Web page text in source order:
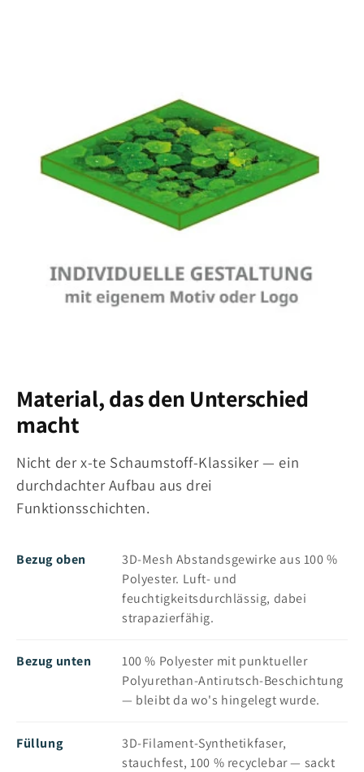
Material, das den Unterschied
macht
Nicht der x-te Schaumstoff-Klassiker — ein
durchdachter Aufbau aus drei
Funktionsschichten.
Bezug oben
3D-Mesh Abstandsgewirke aus 100 %
Polyester. Luft- und
feuchtigkeitsdurchlässig, dabei
strapazierfähig.
Bezug unten
100 % Polyester mit punktueller
Polyurethan-Antirutsch-Beschichtung
— bleibt da wo's hingelegt wurde.
Füllung
3D-Filament-Synthetikfaser,
stauchfest, 100 % recyclebar — sackt